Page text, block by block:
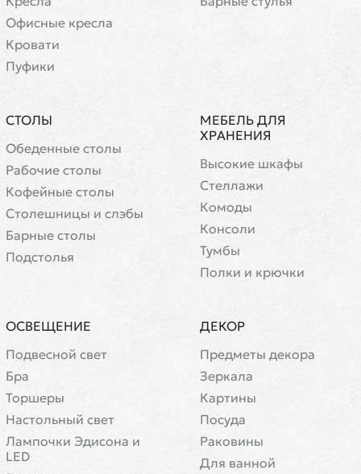
Офисные кресла
Кровати
Пуфики
СТОЛЫ
Обеденные столы
Рабочие столы
Кофейные столы
Cтолешницы и слэбы
Барные столы
Подстолья
МЕБЕЛЬ ДЛЯ
ХРАНЕНИЯ
Высокие шкафы
Стеллажи
Комоды
Консоли
Тумбы
Полки и крючки
ОСВЕЩЕНИЕ
Подвесной свет
Бра
Торшеры
Настольный свет
Лампочки Эдисона и
LED
ДЕКОР
Предметы декора
Зеркала
Картины
Посуда
Раковины
Для ванной